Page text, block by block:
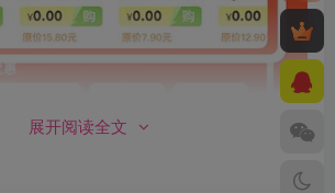
展开阅读全文